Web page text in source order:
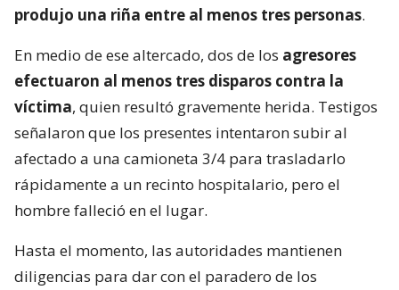
produjo una riña entre al menos tres personas.
En medio de ese altercado, dos de los agresores
efectuaron al menos tres disparos contra la
víctima, quien resultó gravemente herida. Testigos
señalaron que los presentes intentaron subir al
afectado a una camioneta 3/4 para trasladarlo
rápidamente a un recinto hospitalario, pero el
hombre falleció en el lugar.
Hasta el momento, las autoridades mantienen
diligencias para dar con el paradero de los